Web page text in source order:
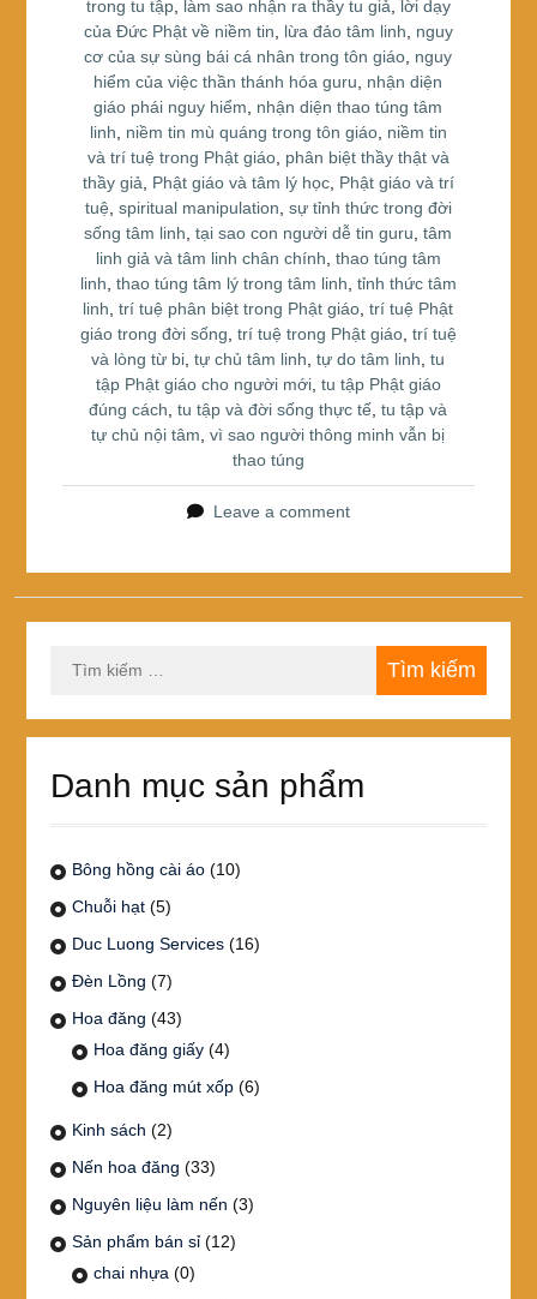
trong tu tập, làm sao nhận ra thầy tu giả
lời dạy
của Đức Phật về niềm tin
lừa đảo tâm linh
nguy
cơ của sự sùng bái cá nhân trong tôn giáo nguy
hiểm của việc thần thánh hóa guru
nhận diện
giáo phái nguy hiểm
nhận diện thao túng tâm
linh
niềm tin mù quáng trong tôn giáo, niềm tin
và trí tuệ trong Phật giáo, phân biệt thầy thật và
thầy giả
Phật giáo và tâm lý học, Phật giáo và trí
tuệ spiritual manipulation sự tỉnh thức trong đời
sống tâm linh ,tại sao con người dễ tin guru ,tâm
linh giả và tâm linh chân chính thao túng tâm
linh thao túng tâm lý trong tâm linh tỉnh thức tâm
linh ,trí tuệ phân biệt trong Phật giáo ,trí tuệ Phật
giáo trong đời sống trí tuệ trong Phật giáo, trí tuệ
và lòng từ bi ,tự chủ tâm linh ,tự do tâm linh ,tu
tập Phật giáo cho người mới, tu tập Phật giáo
đúng cách ,tu tập và đời sống thực tế ,tu tập và
tự chủ nội tâm ,vì sao người thông minh vẫn bị
thao túng
Leave a comment
kiếm
Danh mục sản phẩm
Bông hồng cài áo (10)
Chuỗi hạt (5)
Duc Luong Services (16)
Đèn Lồng (7)
Hoa đăng (43)
Hoa đăng giấy (4)
Hoa đăng mút xốp (6)
Kinh sách (2)
Nến hoa đăng (33)
Nguyên liệu làm nến (3)
Sản phẩm bán sỉ (12)
chai nhựa (0)